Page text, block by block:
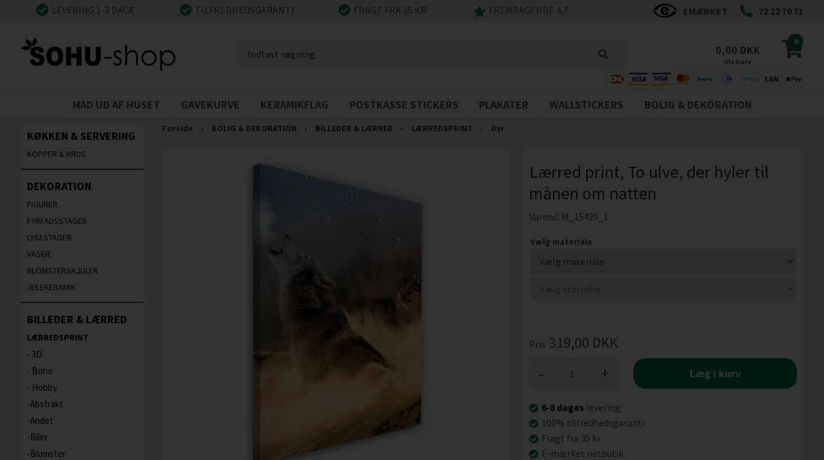
LEVERING 1-3 DAGE TILFREDHEDSGARANTI FRAGT FRA 35 KR. FREMRAGENDE 4,7 EMÆRKET 72 22 70 71
0
0,00 DKK
Vis kurv
MAD UD AF HUSET GAVEKURVE KERAMIKFLAG POSTKASSE STICKERS PLAKATER WALLSTICKERS BOLIG & DEKORATION
KØKKEN & SERVERING
KOPPER & KRUS
DEKORATION
FIGURER
FYRFADSSTAGER
LYSESTAGER
VASER
BLOMSTERSKJULER
JULEKERAMIK
BILLEDER & LÆRRED
LÆRREDSPRINT
3D
Boho
Hobby
Abstrakt
Andet
Biler
Blomster
Forside › BOLIG & DEKORATION › BILLEDER & LÆRRED › LÆRREDSPRINT › Dyr
Lærred print, To ulve, der hyler til
månen om natten
Varenr.: M_15429_1
Vælg materiale
Pris 319,00 DKK
+
- Læg i kurv
6-8 dages levering
100% tilfredhedsgaranti
Fragt fra 35 kr
E-mærket netbutik